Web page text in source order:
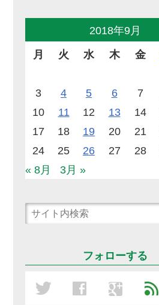
2018年9月
月
火 水 木 金
3
4 5 6 7
10
11 12 13 14
17
18 19 20 21
24
25 26 27 28
« 8月
3月 »
フォローする
twitter facebook google feed